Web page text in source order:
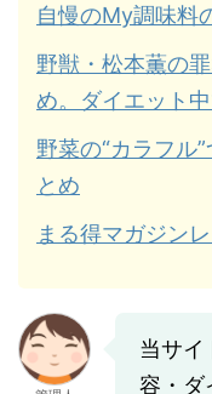
自慢のMy調味料
野獣・松本薫の
め。ダイエット
野菜の“カラフル
とめ
まる得マガジン
当サイ
容・ダ